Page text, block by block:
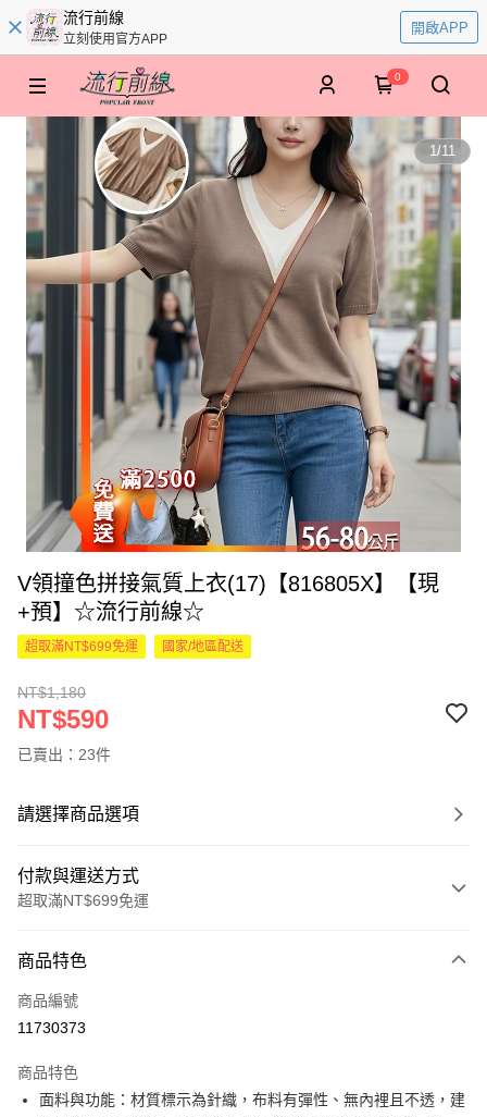
流行前線
立刻使用官方APP
開啟APP
0
1/11
V領撞色拼接氣質上衣(17)【816805X】【現
+預】☆流行前線☆
超取滿NT$699免運 國家/地區配送
NT$1,180
NT$590
已賣出：23件
請選擇商品選項
付款與運送方式
超取滿NT$699免運
信用卡一次付款
超商取貨付款
Apple Pay
商品特色
商品編號
11730373
商品特色
面料與功能：材質標示為針織，布料有彈性、無內裡且不透，建